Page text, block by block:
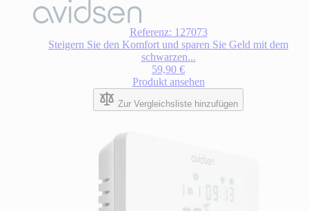
Referenz: 127073
Steigern Sie den Komfort und sparen Sie Geld mit dem
schwarzen...
59,90 €
Produkt ansehen
Zur Vergleichsliste hinzufügen